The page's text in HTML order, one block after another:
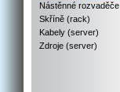
Nástěnné rozvaděče
Skříně (rack)
Kabely (server)
Zdroje (server)